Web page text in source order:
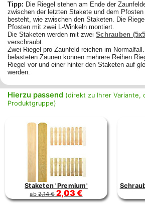
Tipp: Die Riegel stehen am Ende der
zwischen der letzten Stakete und dem Pfosten
besteht, wie zwischen den Staketen. Die
Pfosten mit zwei L-Winkeln montiert.
Die Staketen werden mit zwei Schrauben
verschraubt.
Zwei Riegel pro Zaunfeld reichen im
belasteten Zäunen können mehrere Reihen
Riegel vor und einer hinter den Staketen auf
werden.
Hierzu passend (direkt zu Ihrer Variante,
Produktgruppe)
Staketen 'Premium'
ab2,14 € 2,03 €